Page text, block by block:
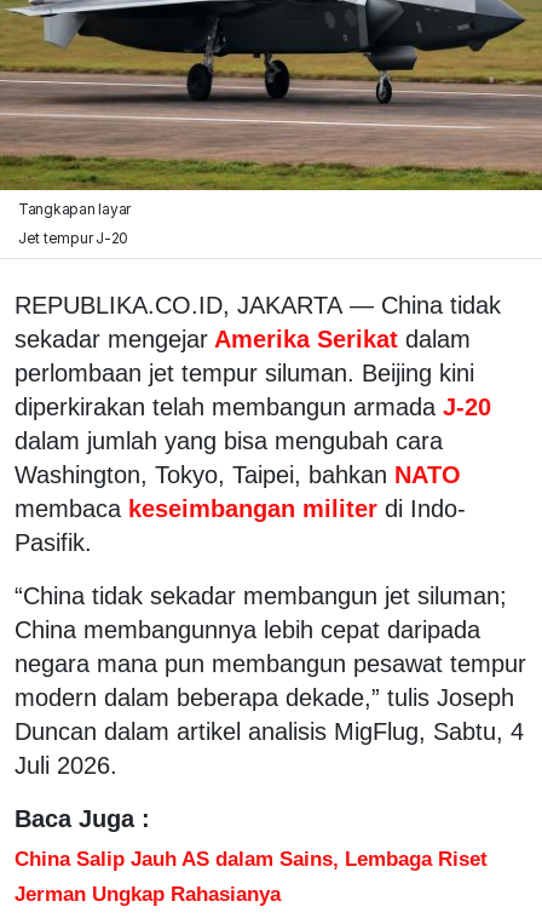
Tangkapan layar
Jet tempur J-20
REPUBLIKA.CO.ID, JAKARTA — China tidak
sekadar mengejar Amerika Serikat dalam
perlombaan jet tempur siluman. Beijing kini
diperkirakan telah membangun armada J-20
dalam jumlah yang bisa mengubah cara
Washington, Tokyo, Taipei, bahkan NATO
membaca keseimbangan militer di Indo-
Pasifik.
“China tidak sekadar membangun jet siluman;
China membangunnya lebih cepat daripada
negara mana pun membangun pesawat tempur
modern dalam beberapa dekade,” tulis Joseph
Duncan dalam artikel analisis MigFlug, Sabtu, 4
Juli 2026.
Baca Juga :
China Salip Jauh AS dalam Sains, Lembaga Riset
Jerman Ungkap Rahasianya